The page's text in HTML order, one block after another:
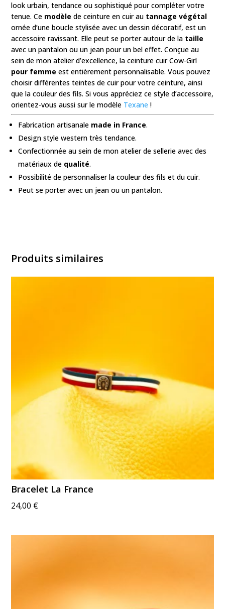
look urbain, tendance ou sophistiqué pour compléter votre
tenue. Ce modèle de ceinture en cuir au tannage végétal
ornée d’une boucle stylisée avec un dessin décoratif, est un
accessoire ravissant. Elle peut se porter autour de la taille
avec un pantalon ou un jean pour un bel effet. Conçue au
sein de mon atelier d’excellence, la ceinture cuir Cow-Girl
pour femme est entièrement personnalisable. Vous pouvez
choisir différentes teintes de cuir pour votre ceinture, ainsi
que la couleur des fils. Si vous appréciez ce style d’accessoire,
orientez-vous aussi sur le modèle Texane !
Fabrication artisanale made in France.
Design style western très tendance.
Confectionnée au sein de mon atelier de sellerie avec des
matériaux de qualité.
Possibilité de personnaliser la couleur des fils et du cuir.
Peut se porter avec un jean ou un pantalon.
Produits similaires
Bracelet La France
24,00 €